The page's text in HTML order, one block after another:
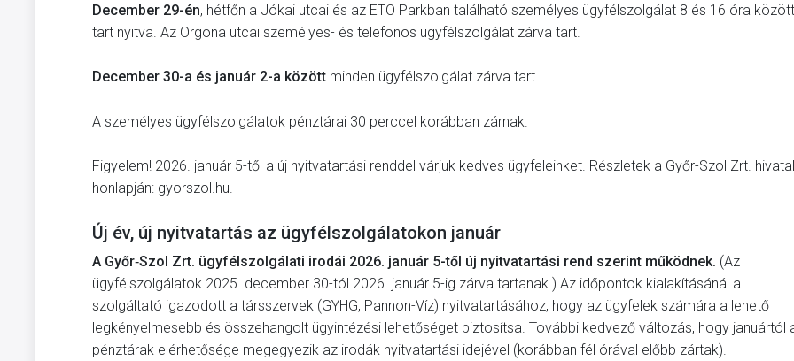
December 29-én, hétfőn a Jókai utcai és az ETO Parkban található személyes ügyfélszolgálat 8 és 16 óra között
tart nyitva. Az Orgona utcai személyes- és telefonos ügyfélszolgálat zárva tart.
December 30-a és január 2-a között minden ügyfélszolgálat zárva tart.
A személyes ügyfélszolgálatok pénztárai 30 perccel korábban zárnak.
Figyelem! 2026. január 5-től a új nyitvatartási renddel várjuk kedves ügyfeleinket. Részletek a Győr-Szol Zrt.
honlapján: gyorszol.hu.
Új év, új nyitvatartás az ügyfélszolgálatokon január
A Győr‑Szol Zrt. ügyfélszolgálati irodái 2026. január 5-től új nyitvatartási rend szerint működnek. (Az
ügyfélszolgálatok 2025. december 30-tól 2026. január 5-ig zárva tartanak.) Az időpontok kialakításánál a
szolgáltató igazodott a társszervek (GYHG, Pannon-Víz) nyitvatartásához, hogy az ügyfelek számára a lehető
legkényelmesebb és összehangolt ügyintézési lehetőséget biztosítsa. További kedvező változás, hogy januártól
pénztárak elérhetősége megegyezik az irodák nyitvatartási idejével (korábban fél órával előbb zártak).